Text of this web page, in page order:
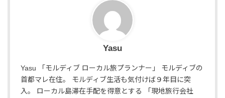
Yasu
Yasu 「モルディブ ローカル旅プランナー」 モルディブの
首都マレ在住。 モルディブ生活も気付けば９年目に突
入。 ローカル島滞在手配を得意とする 「現地旅行会社